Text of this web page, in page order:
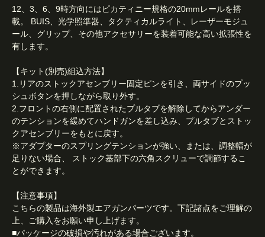
12、3、6、9時方向にはピカティニー規格の20mmレールを搭
載。 BUIS、光学照準器、タクティカルライト、レーザーモジュ
ール、グリップ、その他アクセサリーを装着可能な高い拡張性を
有します。
【キット(別売)組込方法】
1.リアのストックアセンブリー固定ピンを引き、両サイドのプッ
シュボタンを押しながら取り外す。
2.フロントの右側に配置されたプルタブを解除してからアンダー
のテンションを緩めてハンドガンを差し込み、プルタブとストッ
クアセンブリーをもとに戻す。
※アダプターのスプリングテンションが強い、または、調整幅が
足りない場合、 ストック基部下の六角スクリューで調節するこ
とができます。
【注意事項】
こちらの製品は海外製エアガンパーツです。下記諸点をご理解の
上、ご購入をお願い申し上げます。
■パッケージの破損や汚れがある場合ございます。